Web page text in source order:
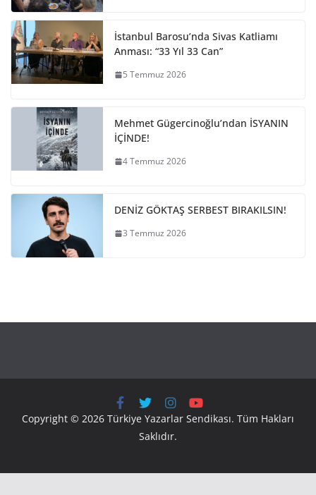
İstanbul Barosu’nda Sivas Katliamı
Anması: “33 Yıl 33 Can”
5 Temmuz 2026
Mehmet Gügercinoğlu’ndan İSYANIN
İÇİNDE!
4 Temmuz 2026
DENİZ GÖKTAŞ SERBEST BIRAKILSIN!
3 Temmuz 2026
Copyright © 2026 Türkiye Yazarlar Sendikası. Tüm Hakları
Saklıdır.